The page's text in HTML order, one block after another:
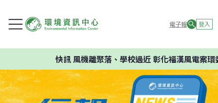
電子報 登入
快訊風機離聚落、學校過近 彰化福漢風電案環